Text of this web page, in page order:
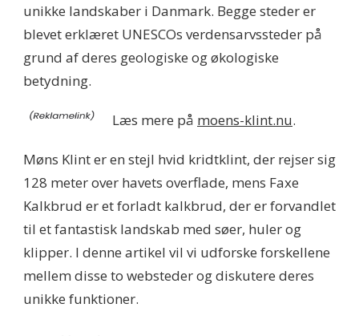
unikke landskaber i Danmark. Begge steder er
blevet erklæret UNESCOs verdensarvssteder på
grund af deres geologiske og økologiske
betydning.
Læs mere på moens-klint.nu.
Møns Klint er en stejl hvid kridtklint, der rejser sig
128 meter over havets overflade, mens Faxe
Kalkbrud er et forladt kalkbrud, der er forvandlet
til et fantastisk landskab med søer, huler og
klipper. I denne artikel vil vi udforske forskellene
mellem disse to websteder og diskutere deres
unikke funktioner.